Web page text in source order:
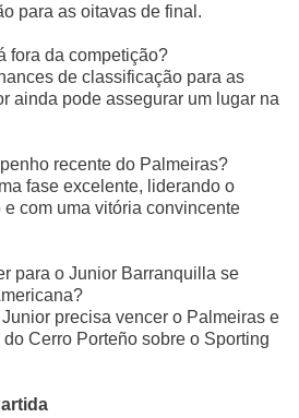
para as oitavas de final.
fora da competição?
de classificação para as
ainda pode assegurar um lugar na
recente do Palmeiras?
fase excelente, liderando o
com uma vitória convincente
para o Junior Barranquilla se
precisa vencer o Palmeiras e
Cerro Porteño sobre o Sporting